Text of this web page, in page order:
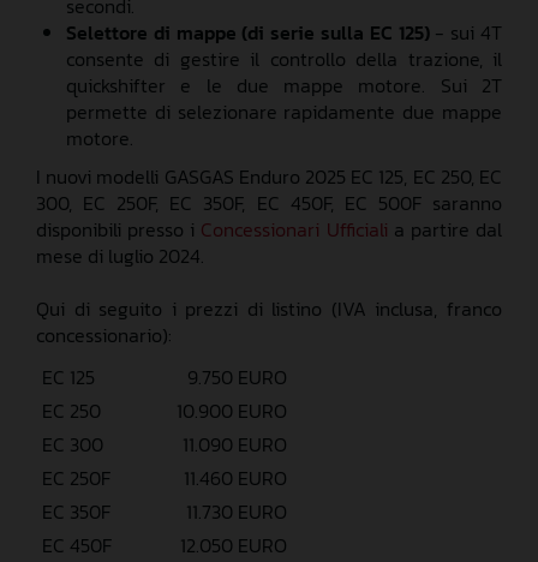
Selettore di mappe (di serie sulla EC 125)- sui 4T
consente di gestire il controllo della trazione, il
quickshifter e le due mappe motore. Sui 2T
permette di selezionare rapidamente due mappe
motore.
I nuovi modelli GASGAS Enduro 2025 EC 125, EC 250, EC
300, EC 250F, EC 350F, EC 450F, EC 500F saranno
disponibili presso i Concessionari Ufficiali a partire dal
mese di luglio 2024.
Qui di seguito i prezzi di listino (IVA inclusa, franco
concessionario):
EC 125
9.750 EURO
EC 250
10.900 EURO
EC 300
11.090 EURO
EC 250F
11.460 EURO
EC 350F
11.730 EURO
EC 450F
12.050 EURO